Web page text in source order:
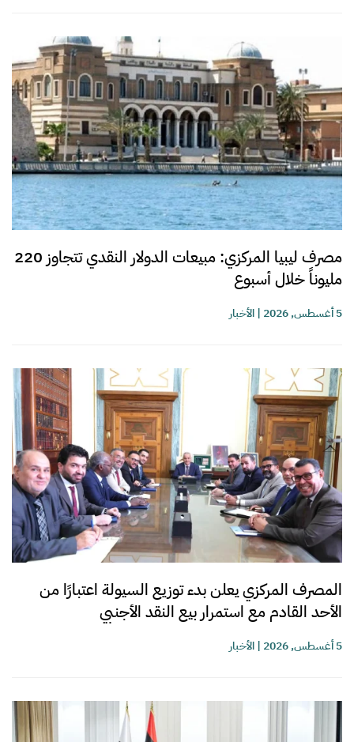
مصرف ليبيا المركزي: مبيعات الدولار النقدي تتجاوز 220
مليوناً خلال أسبوع
5 أغسطس, 2026 |الأخبار
المصرف المركزي يعلن بدء توزيع السيولة اعتبارًا من
الأحد القادم مع استمرار بيع النقد الأجنبي
5 أغسطس, 2026 |الأخبار